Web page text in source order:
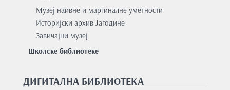
Музеј наивне и маргиналне уметности
Историјски архив Јагодине
Завичајни музеј
Школске библиотеке
ДИГИТАЛНА БИБЛИОТЕКА